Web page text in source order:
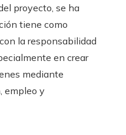
proyecto, se ha
tiene como
la responsabilidad
en crear
mediante
empleo y